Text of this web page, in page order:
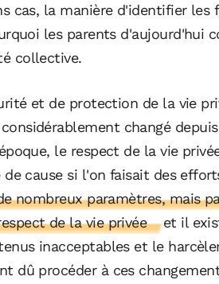
cas, la manière d'identifier les
les parents d'aujourd'hui
collective.
et de protection de la vie
changé
le respect de la vie
cause si l'on faisait des
nombreux paramètres, mais
de la vie privée
et il
inacceptables et le
dû procéder à ces